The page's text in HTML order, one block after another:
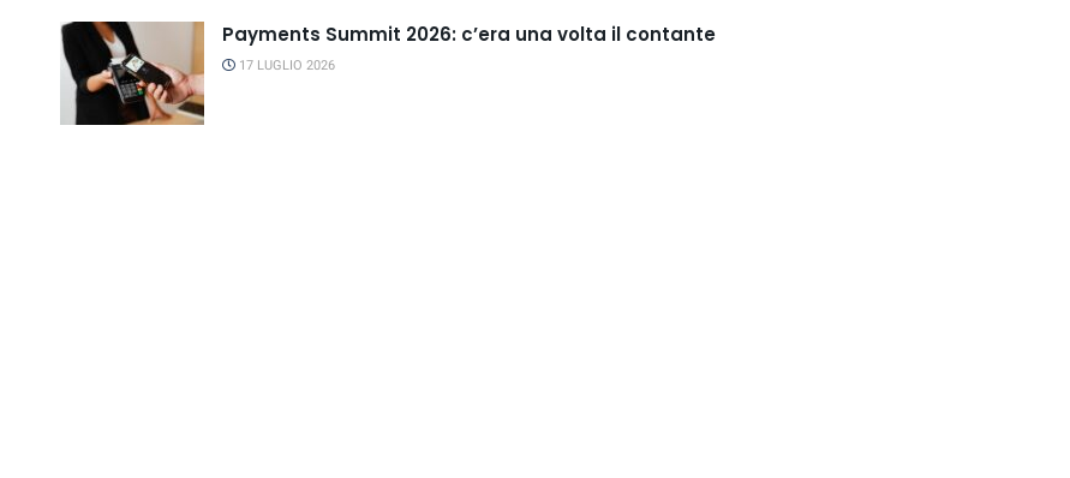
Payments Summit 2026: c’era una volta il contante
17 LUGLIO 2026